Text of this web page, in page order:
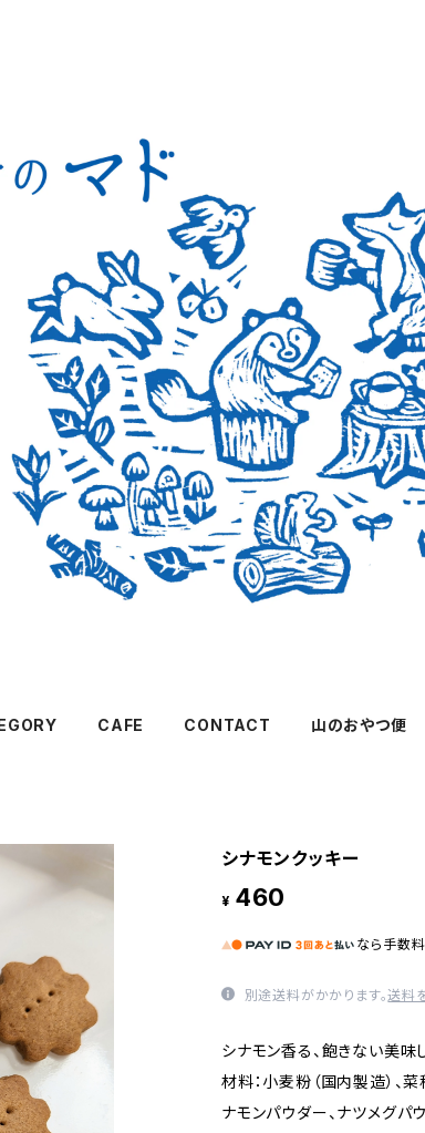
CAFE CONTACT 山のおやつ便
シナモンクッキー
¥ 460
なら 手数
別途送料がかかります。送料
シナモン香る、飽きない美味
材料：小麦粉（国内製造）、
ナモンパウダー、ナツメグパ